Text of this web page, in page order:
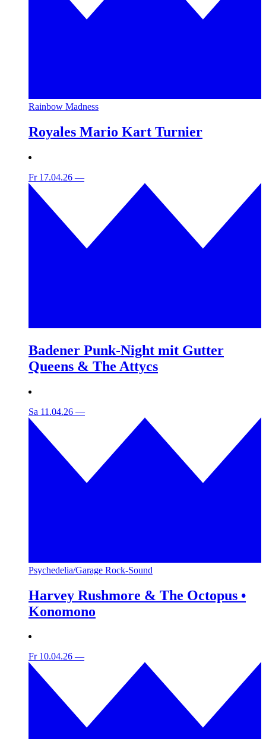
Rainbow Madness
Royales Mario Kart Turnier
Fr 17.04.26 —
Badener Punk-Night mit Gutter
Queens & The Attycs
Sa 11.04.26 —
Psychedelia/Garage Rock-Sound
Harvey Rushmore & The Octopus •
Konomono
Fr 10.04.26 —